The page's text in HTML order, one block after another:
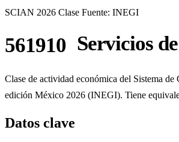
SCIAN 2026 Clase Fuente: INEGI
561910 Servicios
Clase de actividad económica del Sistema
edición México 2026 (INEGI). Tiene
Datos clave